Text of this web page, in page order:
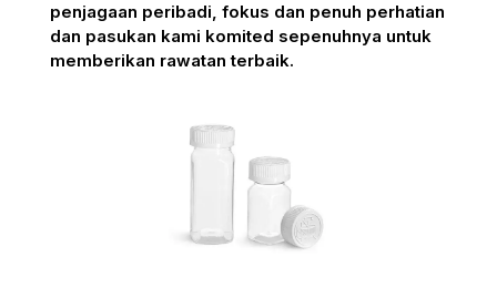
penjagaan peribadi, fokus dan penuh perhatian
dan pasukan kami komited sepenuhnya untuk
memberikan rawatan terbaik.